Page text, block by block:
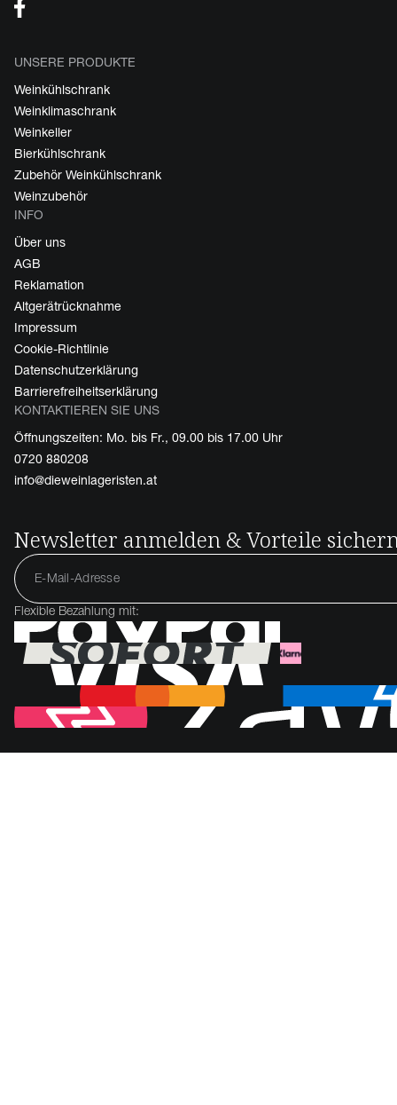
UNSERE PRODUKTE
Weinkühlschrank
Weinklimaschrank
Weinkeller
Bierkühlschrank
Zubehör Weinkühlschrank
Weinzubehör
INFO
Über uns
AGB
Reklamation
Altgerätrücknahme
Impressum
Cookie-Richtlinie
Datenschutzerklärung
Barrierefreiheitserklärung
KONTAKTIEREN SIE UNS
Öffnungszeiten: Mo. bis Fr., 09.00 bis 17.00 Uhr
0720 880208
info@dieweinlageristen.at
Newsletter anmelden & Vorteile
Flexible Bezahlung mit: